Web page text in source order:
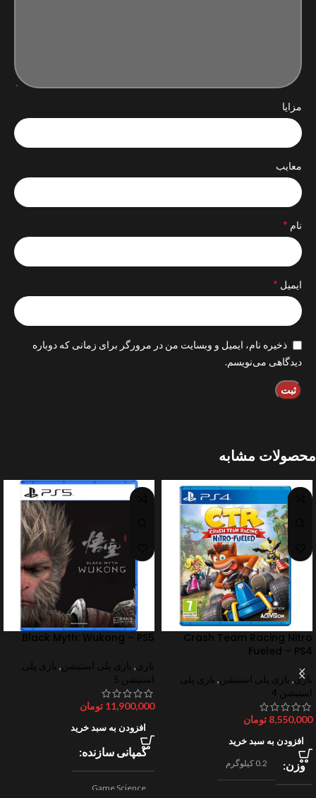
مزایا
معایب
نام *
ایمیل *
ذخیره نام، ایمیل و وبسایت من در مرورگر برای زمانی که دوباره
دیدگاهی می‌نویسم.
محصولات مشابه
Crash Team Racing Nitro
Fueled – PS4
بازی, بازی پلی استیشن , بازی پلی
استیشن 4
8,550,000 تومان
افزودن به سبد خرید
وزن 0.2 کیلوگرم
Black Myth: Wukong – PS5
بازی, بازی پلی استیشن , بازی پلی
استیشن 5
11,900,000 تومان
افزودن به سبد خرید
کمپانی سازنده
Game Science